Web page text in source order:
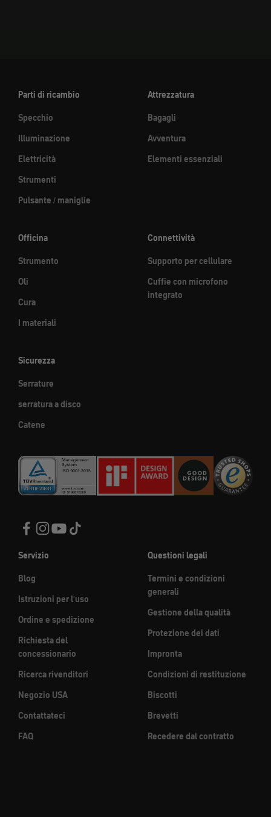
Parti di ricambio
Specchio
Illuminazione
Elettricità
Strumenti
Pulsante / maniglie
Attrezzatura
Bagagli
Avventura
Elementi essenziali
Officina
Strumento
Oli
Cura
I materiali
Connettività
Supporto per cellulare
Cuffie con microfono
integrato
Sicurezza
Serrature
serratura a disco
Catene
Servizio
Blog
Istruzioni per l'uso
Ordine e spedizione
Richiesta del
concessionario
Ricerca rivenditori
Negozio USA
Contattateci
FAQ
Questioni legali
Termini e condizioni
generali
Gestione della qualità
Protezione dei dati
Impronta
Condizioni di restituzione
Biscotti
Brevetti
Recedere dal contratto